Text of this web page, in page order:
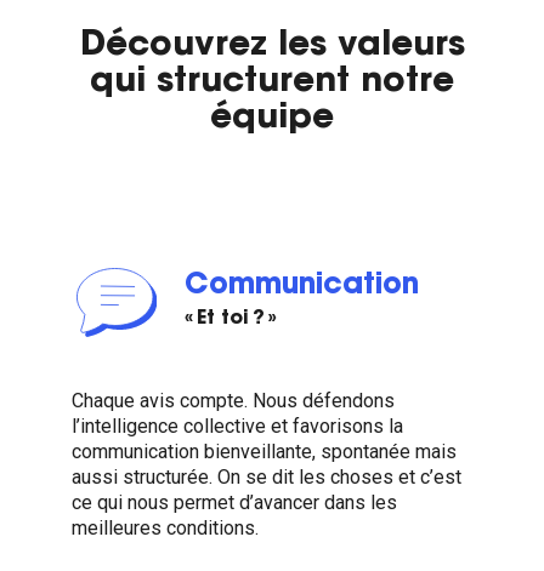
Découvrez les valeurs
qui structurent notre
équipe
Communication
« Et toi ? »
Chaque avis compte. Nous défendons
l’intelligence collective et favorisons la
communication bienveillante, spontanée mais
aussi structurée. On se dit les choses et c’est
ce qui nous permet d’avancer dans les
meilleures conditions.